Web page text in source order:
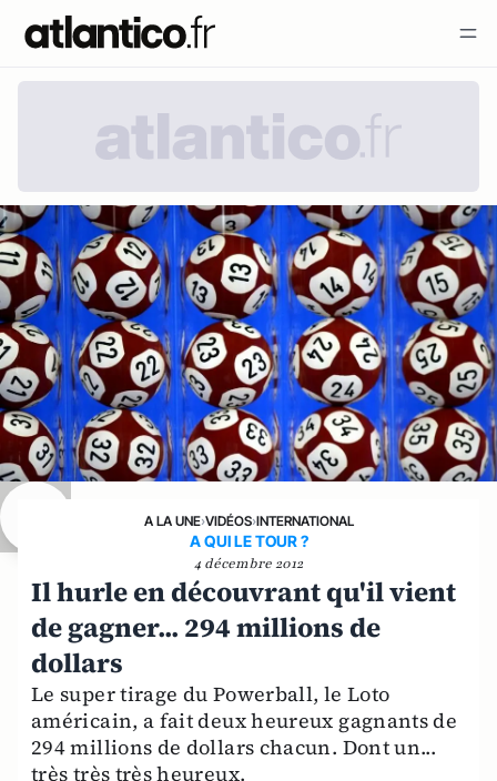
A LA UNE›VIDÉOS›INTERNATIONAL
A QUI LE TOUR ?
4 décembre 2012
Il hurle en découvrant qu'il vient
de gagner... 294 millions de
dollars
Le super tirage du Powerball, le Loto
américain, a fait deux heureux gagnants de
294 millions de dollars chacun. Dont un...
très très très heureux.